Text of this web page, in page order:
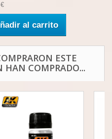
al carrito
ESTE
HAN COMPRADO...